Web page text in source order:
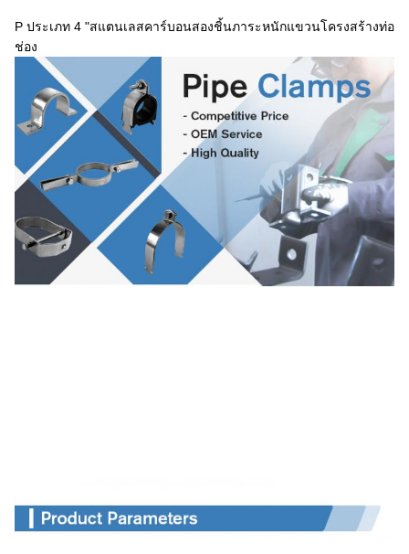
P ประเภท 4 "สแตนเลสคาร์บอนสองชิ้นภาระหนักแขวนโครงสร้างท่อ
ช่อง